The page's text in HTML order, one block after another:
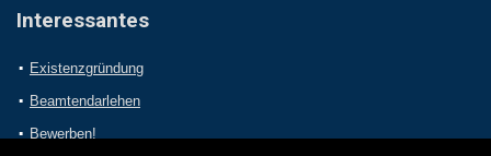
Interessantes
Existenzgründung
Beamtendarlehen
Bewerben!